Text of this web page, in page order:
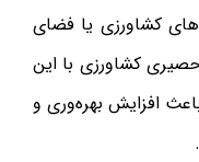
کشاورزی یا فضای
کشاورزی با این
افزایش بهره‌وری و